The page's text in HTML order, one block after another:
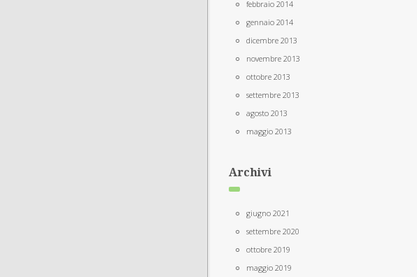
febbraio 2014
gennaio 2014
dicembre 2013
novembre 2013
ottobre 2013
settembre 2013
agosto 2013
maggio 2013
Archivi
giugno 2021
settembre 2020
ottobre 2019
maggio 2019